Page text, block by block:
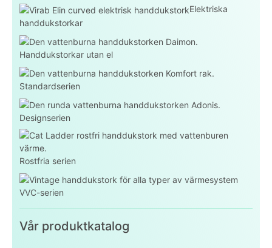
Elektriska
handdukstorkar
Handdukstorkar utan el
Standardserien
Designserien
Rostfria serien
VVC-serien
Vår produktkatalog